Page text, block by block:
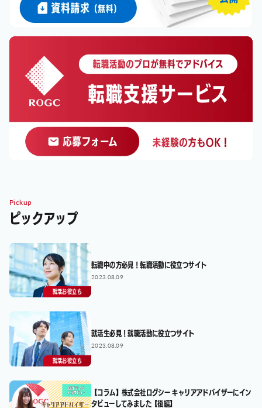
Pickup
ピックアップ
就活お役立ち
転職中の方必見！転職活動に役立つサイト
2023.08.09
就活お役立ち
就活生必見！就職活動に役立つサイト
2023.08.09
【コラム】株式会社ログシー キャリアアドバイザーにイン
タビューしてみました【後編】